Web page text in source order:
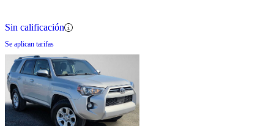
Sin calificación
Se aplican tarifas